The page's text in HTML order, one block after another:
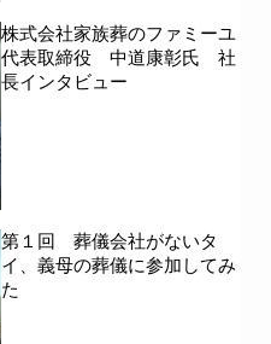
株式会社家族葬のファミーユ
代表取締役 中道康彰氏 社
長インタビュー
第１回 葬儀会社がないタ
イ、義母の葬儀に参加してみ
た